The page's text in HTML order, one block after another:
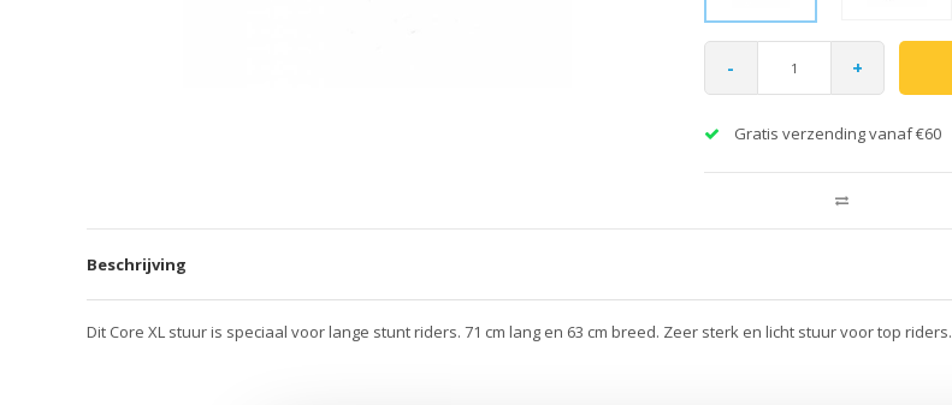
- +
Gratis verzending vanaf €60
Beschrijving
Dit Core XL stuur is speciaal voor lange stunt riders. 71 cm lang en 63 cm breed. Zeer sterk en licht stuur voor top riders.